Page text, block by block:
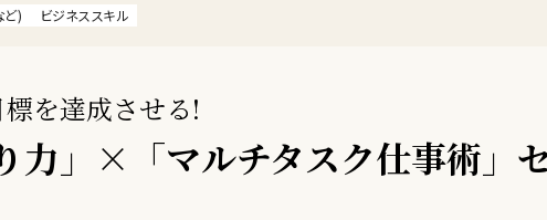
ど) ビジネススキル
を達成させる!
力」×「マルチタスク仕事術」